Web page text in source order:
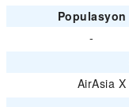
Populasyon
-
AirAsia X